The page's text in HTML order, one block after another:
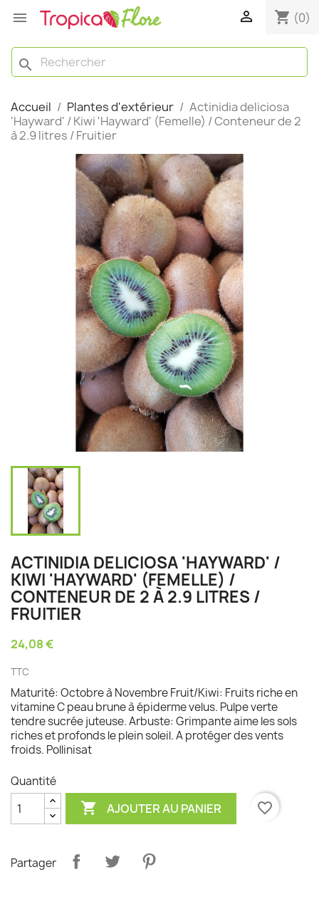
  shopping_cart (0)
search
Accueil Plantes d'extérieur
Actinidia deliciosa
'Hayward' / Kiwi 'Hayward' (Femelle) / Conteneur de 2
à 2.9 litres / Fruitier
ACTINIDIA DELICIOSA 'HAYWARD' /
KIWI 'HAYWARD' (FEMELLE) /
CONTENEUR DE 2 À 2.9 LITRES /
FRUITIER
24,08 €
TTC
Maturité: Octobre à Novembre Fruit/Kiwi: Fruits riche en
vitamine C peau brune à épiderme velus. Pulpe verte
tendre sucrée juteuse. Arbuste: Grimpante aime les sols
riches et profonds le plein soleil. A protéger des vents
froids. Pollinisat
Quantité
 AJOUTER AU PANIER favorite_border
Partager